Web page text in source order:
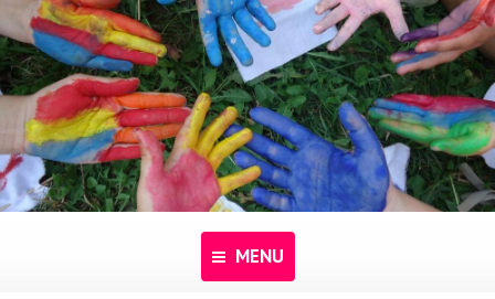
MENU